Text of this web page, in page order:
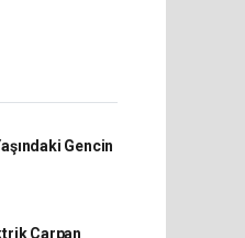
Gencin
Çarpan